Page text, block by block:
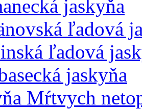
jaskyňa
ľadová
ľadová
jaskyňa
Mŕtvych